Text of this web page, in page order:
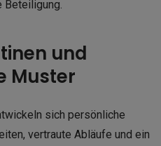
Beteiligung.
und
Muster
sich persönliche
vertraute Abläufe und ein